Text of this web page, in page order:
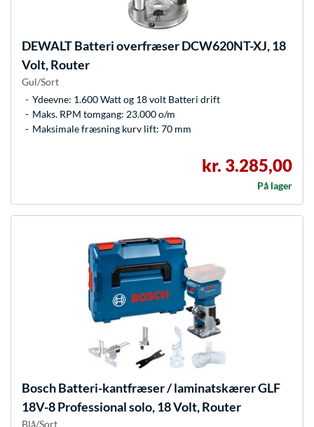
DEWALTBatteri overfræser DCW620NT-XJ, 18
Volt, Router
Gul/Sort
Ydeevne: 1.600 Watt og 18 volt Batteri drift
Maks. RPM tomgang: 23.000 o/m
Maksimale fræsning kurv lift: 70 mm
kr. 3.285,00
På lager
BoschBatteri-kantfræser / laminatskærer GLF
18V-8 Professional solo, 18 Volt, Router
Blå/Sort